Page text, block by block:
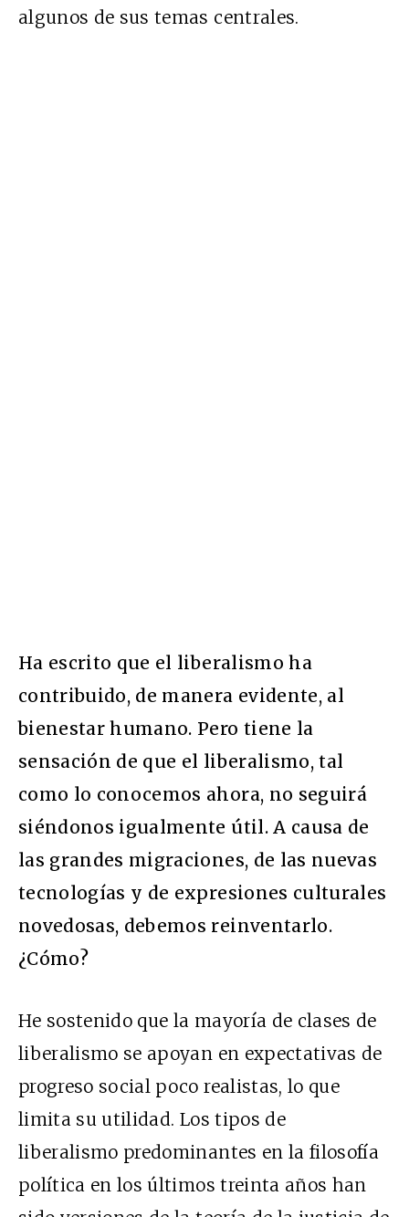
algunos de sus temas centrales.
Ha escrito que el liberalismo ha
contribuido, de manera evidente, al
bienestar humano. Pero tiene la
sensación de que el liberalismo, tal
como lo conocemos ahora, no seguirá
siéndonos igualmente útil. A causa de
las grandes migraciones, de las nuevas
tecnologías y de expresiones culturales
novedosas, debemos reinventarlo.
¿Cómo?
He sostenido que la mayoría de clases de
liberalismo se apoyan en expectativas de
progreso social poco realistas, lo que
limita su utilidad. Los tipos de
liberalismo predominantes en la filosofía
política en los últimos treinta años han